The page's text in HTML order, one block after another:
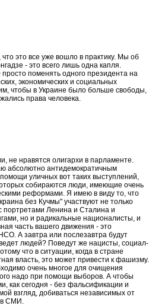
это все уже вошло в практику. Мы об
- это всего лишь одна капля.
поменять одного президента на
экономических и социальных
чтобы в Украине было больше свободы,
права человека.
не нравятся олигархи в парламенте.
абсолютно антидемократичным
уличных вот таких выступлений,
собираются люди, имеющие очень
реформами. Я имею в виду то, что
без Кучмы" участвуют не только
портретами Ленина и Сталина и
но и радикальные националисты, и
часть вашего движения - это
А завтра или послезавтра будут
людей? Поведут же нацисты, социал-
что в ситуации, когда в стране
власть, это может привести к фашизму.
очень многое для очищения
надо при помощи выборов. А чтобы
как сегодня - без фальсификации и
взгляд, добиваться независимых от
СМИ.